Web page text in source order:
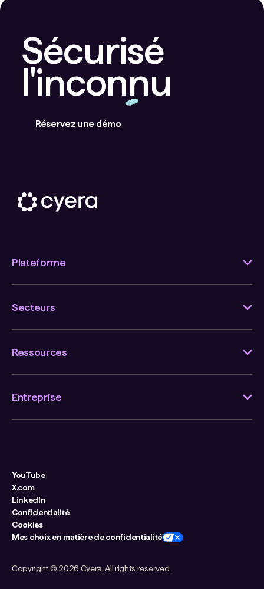
Sécurisé
l'inconnu
Réservez une démo
Plateforme
Secteurs
Ressources
Entreprise
Copyright © 2026 Cyera. All rights reserved.
YouTube
X.com
LinkedIn
Confidentialité
Cookies
Mes choix en matière de confidentialité